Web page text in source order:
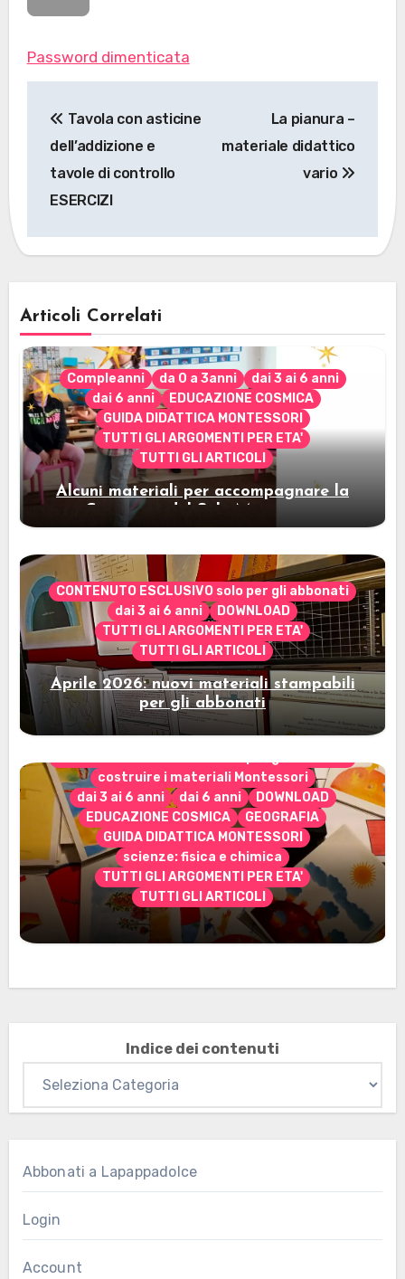
Password dimenticata
articoli
Tavola con asticine
dell’addizione e
tavole di controllo
ESERCIZI
La pianura –
materiale didattico
vario
Articoli Correlati
Compleanni da 0 a 3anni
dai 3 ai 6 anni
dai 6 anni
EDUCAZIONE COSMICA
GUIDA DIDATTICA MONTESSORI
TUTTI GLI ARGOMENTI PER ETA'
TUTTI GLI ARTICOLI
Alcuni materiali per accompagnare la
Cerimonia del Sole Montessori
CONTENUTO ESCLUSIVO solo per gli abbonati
dai 3 ai 6 anni
DOWNLOAD
TUTTI GLI ARGOMENTI PER ETA'
TUTTI GLI ARTICOLI
Aprile 2026: nuovi materiali stampabili
per gli abbonati
costruire i materiali Montessori
dai 3 ai 6 anni
dai 6 anni
DOWNLOAD
EDUCAZIONE COSMICA
GEOGRAFIA
GUIDA DIDATTICA MONTESSORI
scienze: fisica e chimica
TUTTI GLI ARGOMENTI PER ETA'
TUTTI GLI ARTICOLI
Marzo 2026: nuovi materiali stampabili
per gli abbonati
Indice dei contenuti
Abbonati a Lapappadolce
Login
Account